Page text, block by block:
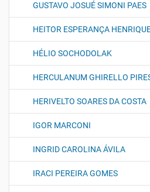
GUSTAVO JOSUÉ SIMONI PAES
HEITOR ESPERANÇA
HÉLIO SOCHODOLAK
HERCULANUM GHIRELLO
HERIVELTO SOARES DA COSTA
IGOR MARCONI
INGRID CAROLINA ÁVILA
IRACI PEREIRA GOMES